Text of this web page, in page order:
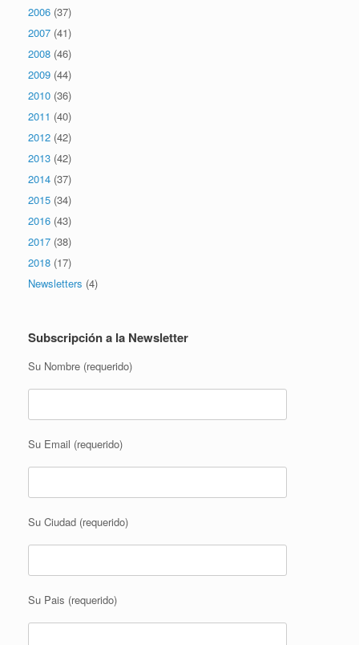
2006 (37)
2007 (41)
2008 (46)
2009 (44)
2010 (36)
2011 (40)
2012 (42)
2013 (42)
2014 (37)
2015 (34)
2016 (43)
2017 (38)
2018 (17)
Newsletters (4)
Subscripción a la Newsletter
Su Nombre (requerido)
Su Email (requerido)
Su Ciudad (requerido)
Su Pais (requerido)